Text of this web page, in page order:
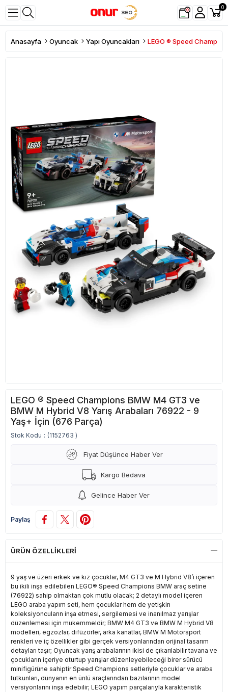
0
Anasayfa Oyuncak Yapı Oyuncakları
LEGO ® Speed Champions BMW M4 GT3 ve
BMW M Hybrid V8 Yarış Arabaları 76922 - 9
Yaş+ İçin (676 Parça)
Stok Kodu (1152763 )
Fiyat Düşünce Haber Ver
Kargo Bedava
Gelince Haber Ver
Paylaş
ÜRÜN ÖZELLIKLERI
9 yaş ve üzeri erkek ve kız çocuklar, M4 GT3 ve M Hybrid V8’i içeren
bu ikili inşa edilebilen LEGO® Speed Champions BMW araç setine
(76922) sahip olmaktan çok mutlu olacak; 2 detaylı model içeren
LEGO araba yapım seti, hem çocuklar hem de yetişkin
koleksiyoncuların inşa etmesi, sergilemesi ve inanılmaz yarışlar
düzenlemesi için mükemmeldir; BMW M4 GT3 ve BMW M Hybrid V8
modelleri, egzozlar, difüzörler, arka kanatlar, BMW M Motorsport
renkleri ve iç özellikler gibi gerçek versiyonlarından orijinal tasarım
detayları taşır; Oyuncak yarış arabalarının ikisi de çıkarılabilir tavana ve
çocukların içeriye oturtup yarışlar düzenleyebileceği birer sürücü
minifigürüne sahiptir Speed Champions setleriyle çocuklar ve araba
tutkunları, dünyanın en ünlü araçlarından bazılarının model
versiyonlarını inşa edebilir; LEGO yapım parçalarıyla karakteristik